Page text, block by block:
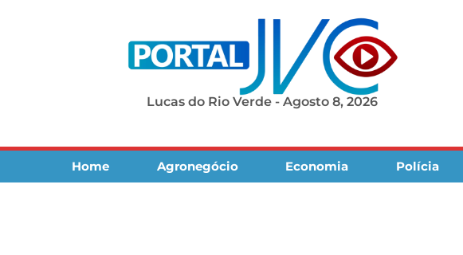
Lucas do Rio Verde - Agosto 8, 2026
Home Agronegócio Economia Polícia